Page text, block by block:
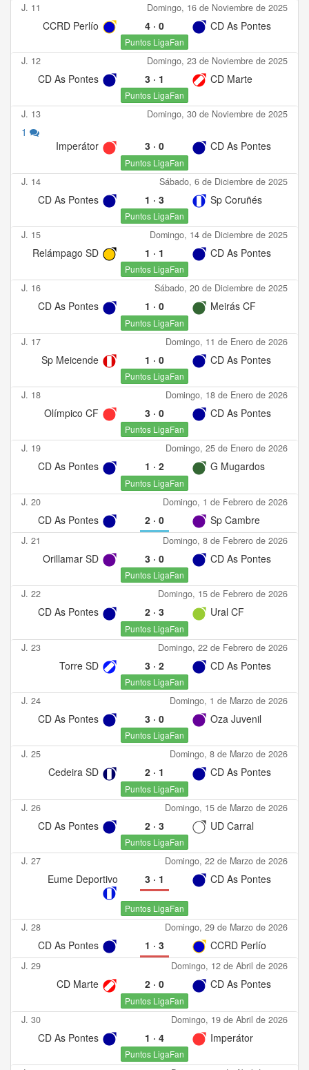
J. 11 Domingo, 16 de Noviembre de 2025
CCRD Perlío 4· 0 CD As Pontes
Puntos LigaFan
J. 12 Domingo, 23 de Noviembre de 2025
CD As Pontes 3· 1 CD Marte
Puntos LigaFan
J. 13 Domingo, 30 de Noviembre de 2025
1
Imperátor
3· 0 CD As Pontes
Puntos LigaFan
J. 14 Sábado, 6 de Diciembre de 2025
CD As Pontes 1 · 3 Sp Coruñés
Puntos LigaFan
J. 15 Domingo, 14 de Diciembre de 2025
Relámpago SD 1 · 1 CD As Pontes
Puntos LigaFan
J. 16 Sábado, 20 de Diciembre de 2025
CD As Pontes 1 · 0 Meirás CF
Puntos LigaFan
J. 17 Domingo, 11 de Enero de 2026
Sp Meicende 1 · 0 CD As Pontes
Puntos LigaFan
J. 18 Domingo, 18 de Enero de 2026
Olímpico CF 3· 0 CD As Pontes
Puntos LigaFan
J. 19 Domingo, 25 de Enero de 2026
CD As Pontes 1 · 2 G Mugardos
Puntos LigaFan
J. 20 Domingo, 1 de Febrero de 2026
CD As Pontes 2· 0 Sp Cambre
J. 21 Domingo, 8 de Febrero de 2026
Orillamar SD 3· 0 CD As Pontes
Puntos LigaFan
J. 22 Domingo, 15 de Febrero de 2026
CD As Pontes 2· 3 Ural CF
Puntos LigaFan
J. 23 Domingo, 22 de Febrero de 2026
Torre SD 3· 2 CD As Pontes
Puntos LigaFan
J. 24 Domingo, 1 de Marzo de 2026
CD As Pontes 3· 0 Oza Juvenil
Puntos LigaFan
J. 25 Domingo, 8 de Marzo de 2026
Cedeira SD 2· 1 CD As Pontes
Puntos LigaFan
J. 26 Domingo, 15 de Marzo de 2026
CD As Pontes 2· 3 UD Carral
Puntos LigaFan
J. 27 Domingo, 22 de Marzo de 2026
Eume Deportivo 3· 1 CD As Pontes
Puntos LigaFan
J. 28 Domingo, 29 de Marzo de 2026
CD As Pontes 1 · 3 CCRD Perlío
J. 29 Domingo, 12 de Abril de 2026
CD Marte 2· 0 CD As Pontes
Puntos LigaFan
J. 30 Domingo, 19 de Abril de 2026
CD As Pontes 1 · 4 Imperátor
Puntos LigaFan